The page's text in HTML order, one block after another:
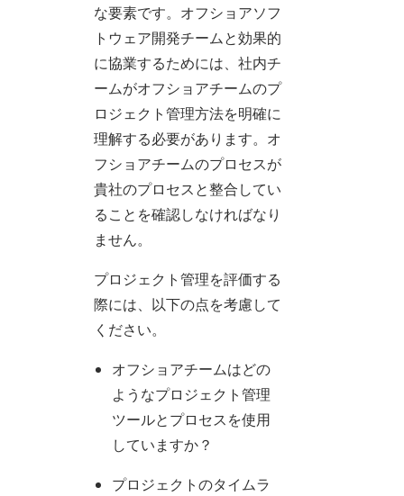
な要素です。オフショアソフ
トウェア開発チームと効果的
に協業するためには、社内チ
ームがオフショアチームのプ
ロジェクト管理方法を明確に
理解する必要があります。オ
フショアチームのプロセスが
貴社のプロセスと整合してい
ることを確認しなければなり
ません。
プロジェクト管理を評価する
際には、以下の点を考慮して
ください。
オフショアチームはどの
ようなプロジェクト管理
ツールとプロセスを使用
していますか？
プロジェクトのタイムラ